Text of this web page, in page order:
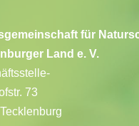
für
Land e. V.
73